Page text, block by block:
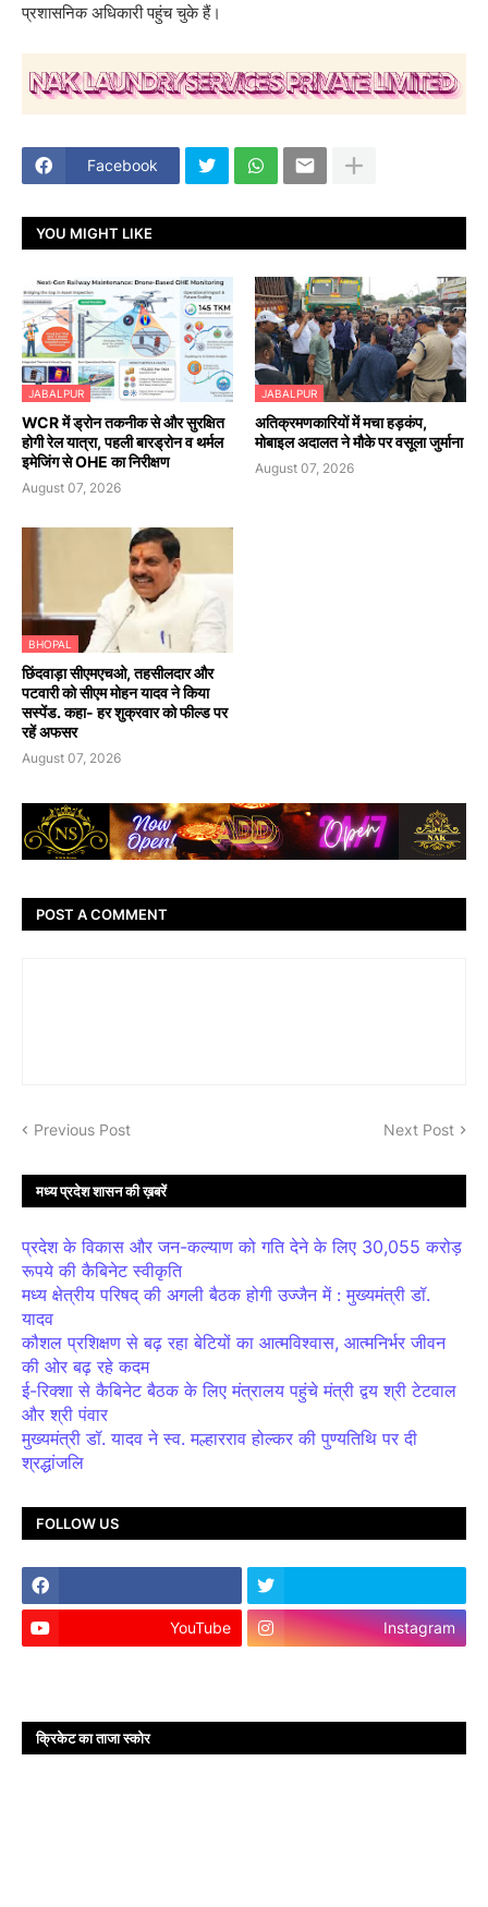
प्रशासनिक अधिकारी पहुंच चुके हैं।
Facebook
YOU MIGHT LIKE
JABALPUR
WCR में ड्रोन तकनीक से और सुरक्षित
होगी रेल यात्रा, पहली बारड्रोन व थर्मल
इमेजिंग से OHE का निरीक्षण
August 07, 2026
JABALPUR
अतिक्रमणकारियों में मचा हड़कंप,
मोबाइल अदालत ने मौके पर वसूला जुर्माना
August 07, 2026
BHOPAL
छिंदवाड़ा सीएमएचओ, तहसीलदार और
पटवारी को सीएम मोहन यादव ने किया
सस्पेंड. कहा- हर शुक्रवार को फील्ड पर
रहें अफसर
August 07, 2026
POST A COMMENT
Previous Post Next Post
मध्य प्रदेश शासन की ख़बरें
प्रदेश के विकास और जन-कल्याण को गति देने के लिए 30,055 करोड़
रूपये की कैबिनेट स्वीकृति
मध्य क्षेत्रीय परिषद् की अगली बैठक होगी उज्जैन में : मुख्यमंत्री डॉ.
यादव
कौशल प्रशिक्षण से बढ़ रहा बेटियों का आत्मविश्वास, आत्मनिर्भर जीवन
की ओर बढ़ रहे कदम
ई-रिक्शा से कैबिनेट बैठक के लिए मंत्रालय पहुंचे मंत्री द्वय श्री टेटवाल
और श्री पंवार
मुख्यमंत्री डॉ. यादव ने स्व. मल्हारराव होल्कर की पुण्यतिथि पर दी
श्रद्धांजलि
FOLLOW US
YouTube Instagram
क्रिकेट का ताजा स्कोर